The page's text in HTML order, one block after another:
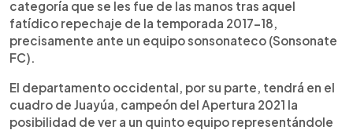
categoría que se les fue de las manos tras aquel
fatídico repechaje de la temporada 2017-18,
precisamente ante un equipo sonsonateco (Sonsonate
FC).
El departamento occidental, por su parte, tendrá en el
cuadro de Juayúa, campeón del Apertura 2021 la
posibilidad de ver a un quinto equipo representándole